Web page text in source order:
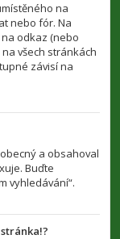
na
nebo fór. Na
odkaz (nebo
všech stránkách
závisí na
a obsahoval
Buďte
vyhledávání“.